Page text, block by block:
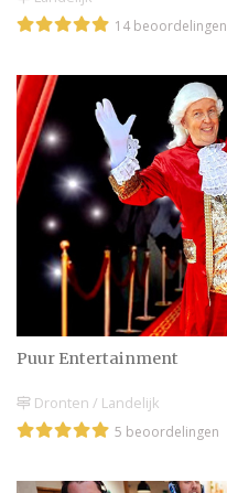
14 beoordelingen
Puur Entertainment
Dronten / Landelijk
5 beoordelingen